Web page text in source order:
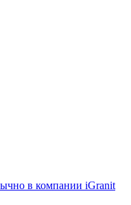
в компании iGranit